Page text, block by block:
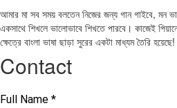
আমার মা সব সময় বলতেন নিজের জন্য গান গাইবে, মন
একসাথে শিখলে ভালোভাবে শিখতে পারবে। কাজেই
ক্ষেত্রে বাংলা ভাষা ছাড়া সুরের একটা মাধ্যম তৈরি
Contact
Full Name *